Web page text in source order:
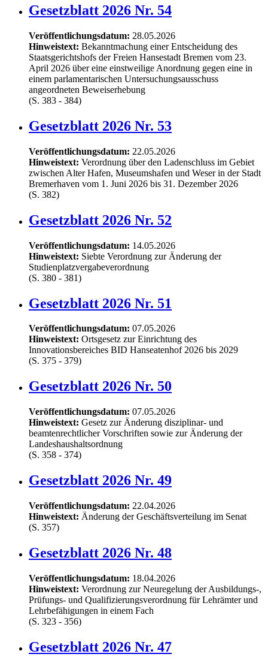
Gesetzblatt 2026 Nr. 54
Veröffentlichungsdatum: 28.05.2026
Hinweistext: Bekanntmachung einer Entscheidung des
Staatsgerichtshofs der Freien Hansestadt Bremen vom 23.
April 2026 über eine einstweilige Anordnung gegen eine in
einem parlamentarischen Untersuchungsausschuss
angeordneten Beweiserhebung
(S. 383 - 384)
Gesetzblatt 2026 Nr. 53
Veröffentlichungsdatum: 22.05.2026
Hinweistext: Verordnung über den Ladenschluss im Gebiet
zwischen Alter Hafen, Museumshafen und Weser in der Stadt
Bremerhaven vom 1. Juni 2026 bis 31. Dezember 2026
(S. 382)
Gesetzblatt 2026 Nr. 52
Veröffentlichungsdatum: 14.05.2026
Hinweistext: Siebte Verordnung zur Änderung der
Studienplatzvergabeverordnung
(S. 380 - 381)
Gesetzblatt 2026 Nr. 51
Veröffentlichungsdatum: 07.05.2026
Hinweistext: Ortsgesetz zur Einrichtung des
Innovationsbereiches BID Hanseatenhof 2026 bis 2029
(S. 375 - 379)
Gesetzblatt 2026 Nr. 50
Veröffentlichungsdatum: 07.05.2026
Hinweistext: Gesetz zur Änderung disziplinar- und
beamtenrechtlicher Vorschriften sowie zur Änderung der
Landeshaushaltsordnung
(S. 358 - 374)
Gesetzblatt 2026 Nr. 49
Veröffentlichungsdatum: 22.04.2026
Hinweistext: Änderung der Geschäftsverteilung im Senat
(S. 357)
Gesetzblatt 2026 Nr. 48
Veröffentlichungsdatum: 18.04.2026
Hinweistext: Verordnung zur Neuregelung der Ausbildungs-,
Prüfungs- und Qualifizierungsverordnung für Lehrämter und
Lehrbefähigungen in einem Fach
(S. 323 - 356)
Gesetzblatt 2026 Nr. 47